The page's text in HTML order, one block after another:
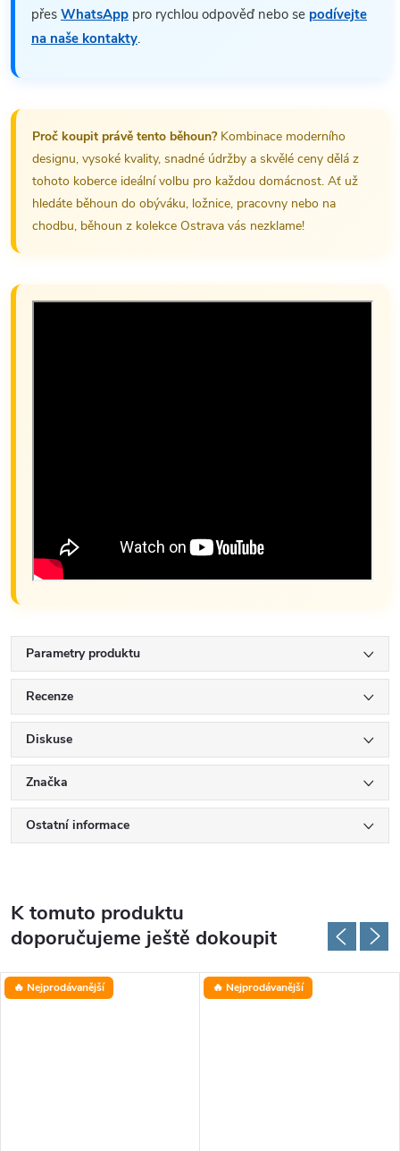
přes WhatsApp pro rychlou odpověď nebo se podívejte
na naše kontakty.
Proč koupit právě tento běhoun?Kombinace moderního
designu, vysoké kvality, snadné údržby a skvělé ceny dělá z
tohoto koberce ideální volbu pro každou domácnost. Ať už
hledáte běhoun do obýváku, ložnice, pracovny nebo na
chodbu, běhoun z kolekce Ostrava vás nezklame!
Parametry produktu
Recenze
Diskuse
Značka
Ostatní informace
K tomuto produktu
doporučujeme ještě dokoupit
🔥 Nejprodávanější 🔥 Nejprodávanější